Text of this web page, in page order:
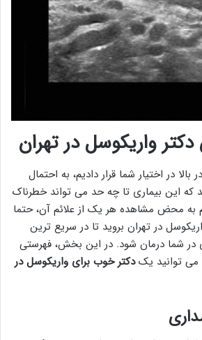
واریکوسل در تهران
بالا در اختیار شما قرار دادیم، به احتمال
که این بیماری تا چه حد می تواند خطرناک
به محض مشاهده هر یک از علائم آن، حتما
در تهران بروید تا در سریع ترین
در شما درمان شود. در این بخش، فهرستی
می توانید یکدکتر خوب برای واریکوسل در